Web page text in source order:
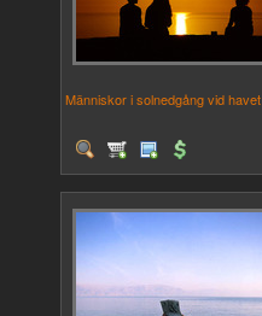
Människor i solnedgång vid havet